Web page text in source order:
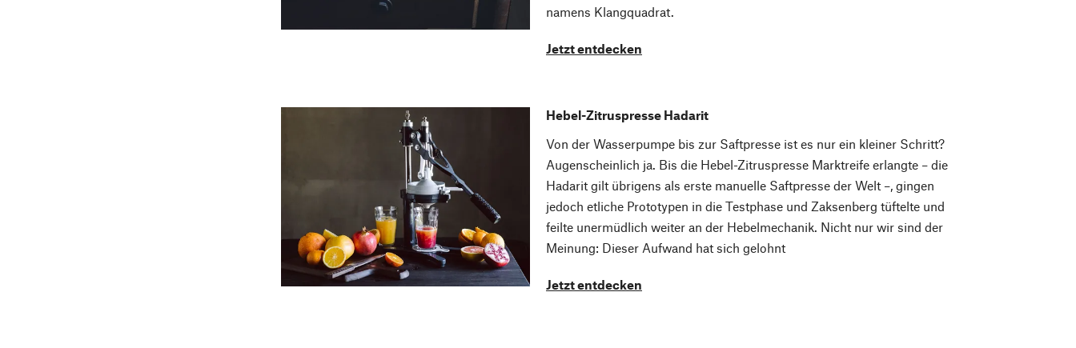
namens Klangquadrat.
Jetzt entdecken
Hebel-Zitruspresse Hadarit
Von der Wasserpumpe bis zur Saftpresse ist es nur ein kleiner Schritt?
Augenscheinlich ja. Bis die Hebel-Zitruspresse Marktreife erlangte – die
Hadarit gilt übrigens als erste manuelle Saftpresse der Welt –, gingen
jedoch etliche Prototypen in die Testphase und Zaksenberg tüftelte und
feilte unermüdlich weiter an der Hebelmechanik. Nicht nur wir sind der
Meinung: Dieser Aufwand hat sich gelohnt
Jetzt entdecken